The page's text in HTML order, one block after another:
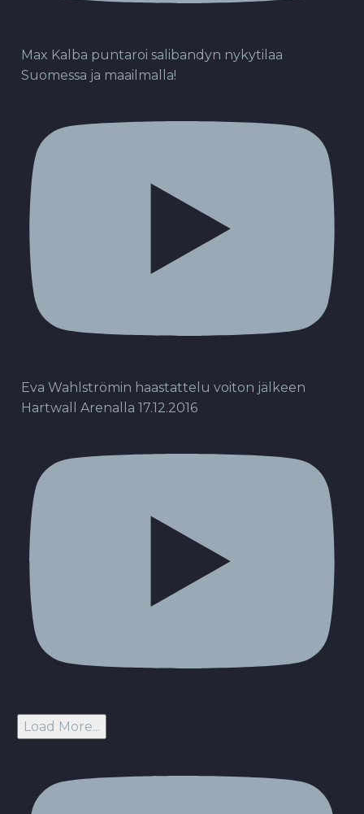
Max Kalba puntaroi salibandyn nykytilaa
Suomessa ja maailmalla!
Eva Wahlströmin haastattelu voiton jälkeen
Hartwall Arenalla 17.12.2016
Load More...